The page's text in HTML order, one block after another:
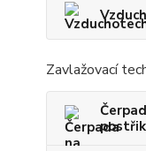
Zavlažovací